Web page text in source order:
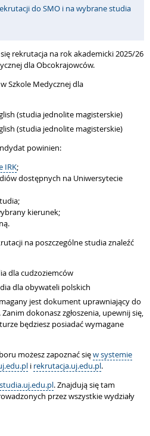
do SMO i na wybrane studia
rekrutacja na rok akademicki 2025/26
dla Obcokrajowców.
Szkole Medycznej dla
(studia jednolite magisterskie)
(studia jednolite magisterskie)
powinien:
IRK;
dostępnych na Uniwersytecie
kierunek;
na poszczególne studia znaleźć
dla cudzoziemców
dla obywateli polskich
jest dokument uprawniający do
dokonasz zgłoszenia, upewnij się,
będziesz posiadać wymagane
możesz zapoznać sięw systemie
i rekrutacja.uj.edu.pl.
studia.uj.edu.pl. Znajdują się tam
przez wszystkie wydziały